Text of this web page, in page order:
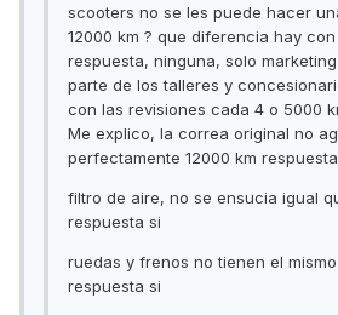
scooters no se les puede hacer
12000 km ? que diferencia hay
respuesta, ninguna, solo
parte de los talleres y
con las revisiones cada 4 o 5000
Me explico, la correa original no
perfectamente 12000 km
filtro de aire, no se ensucia igual
respuesta si
ruedas y frenos no tienen el
respuesta si